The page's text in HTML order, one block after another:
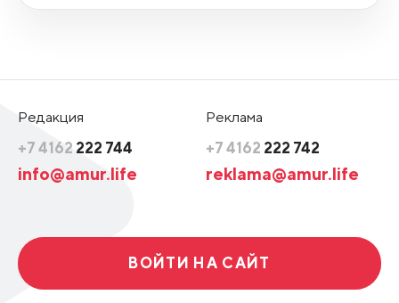
Редакция
+7 4162 222 744
info@amur.life
Реклама
+7 4162 222 742
reklama@amur.life
ВОЙТИ НА САЙТ